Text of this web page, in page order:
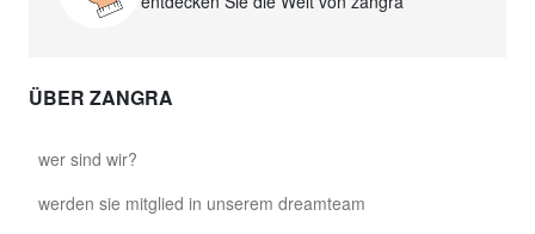
ÜBER ZANGRA
wer sind wir?
werden sie mitglied in unserem dreamteam